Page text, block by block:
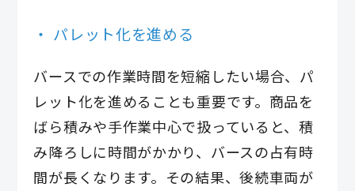
パレット化を進める
バースでの作業時間を短縮したい場合、パ
レット化を進めることも重要です。商品を
ばら積みや手作業中心で扱っていると、積
み降ろしに時間がかかり、バースの占有時
間が長くなります。その結果、後続車両が